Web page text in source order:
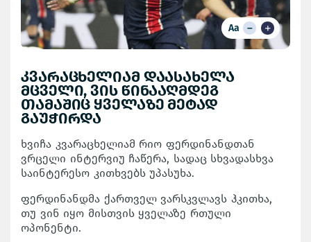
Aa
კვარაცხელიამ დაასახელა
მცველი, ვის წინააღმდეგ
თამაშიც ყველაზე მეტად
გაუჭირდა
ხვიჩა კვარაცხელიამ რიო ფერდინანდთან
ვრცელი ინტერვიუ ჩაწერა, სადაც სხვადასხვა
საინტერესო კითხვებს უპასუხა.
ფერდინანდმა ქართველ ვარსკვლავს ჰკითხა,
თუ ვინ იყო მისთვის ყველაზე რთული
ოპონენტი.